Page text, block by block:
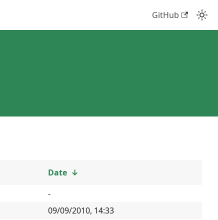
GitHub
Date ↓
-
09/09/2010, 14:33